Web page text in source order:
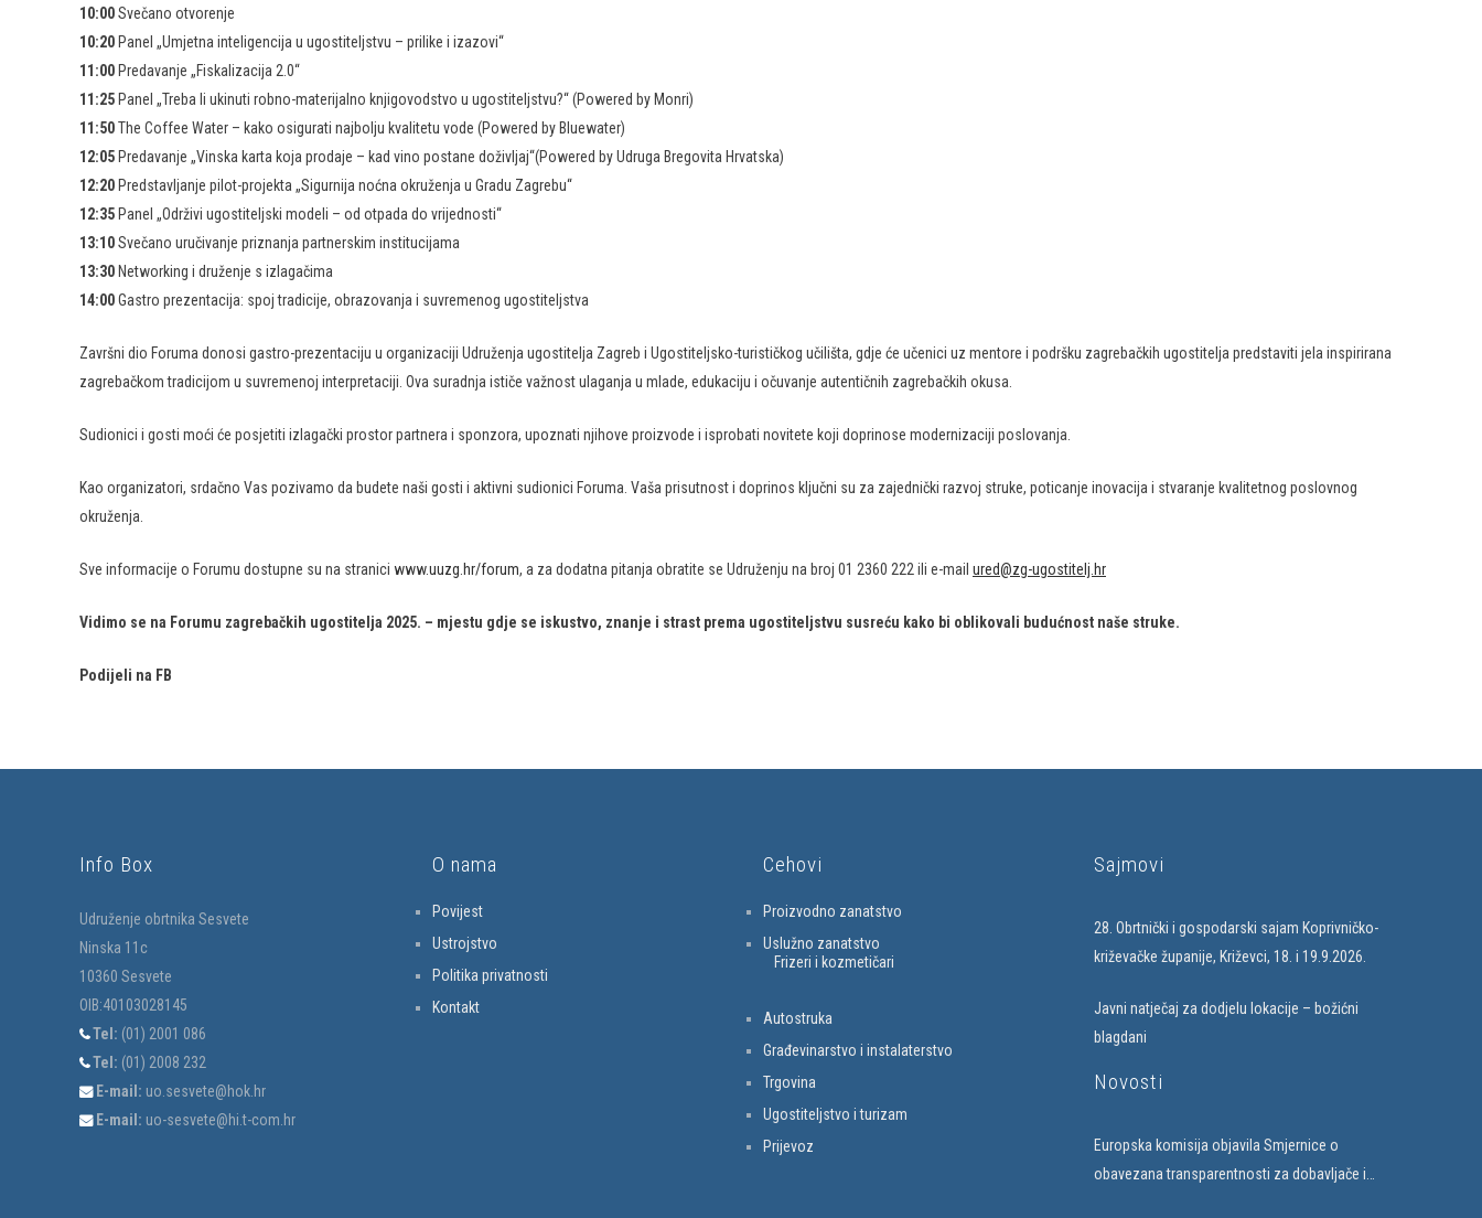
10:00Svečano otvorenje
10:20 Panel „Umjetna inteligencija u ugostiteljstvu – prilike i izazovi“
11:00 Predavanje „Fiskalizacija 2.0“
11:25 Panel „Treba li ukinuti robno-materijalno knjigovodstvo u ugostiteljstvu?“ (Powered by Monri)
11:50The Coffee Water – kako osigurati najbolju kvalitetu vode (Powered by Bluewater)
12:05 Predavanje „Vinska karta koja prodaje – kad vino postane doživljaj“(Powered by Udruga Bregovita Hrvatska)
12:20 Predstavljanje pilot-projekta „Sigurnija noćna okruženja u Gradu Zagrebu“
12:35 Panel „Održivi ugostiteljski modeli – od otpada do vrijednosti“
13:10Svečano uručivanje priznanja partnerskim institucijama
13:30 Networking i druženje s izlagačima
14:00Gastro prezentacija: spoj tradicije, obrazovanja i suvremenog ugostiteljstva
Završni dio Foruma donosi gastro-prezentaciju u organizaciji Udruženja ugostitelja Zagreb i Ugostiteljsko-turističkog učilišta, gdje će učenici uz mentore i podršku zagrebačkih ugostitelja predstaviti jela inspirirana
zagrebačkom tradicijom u suvremenoj interpretaciji. Ova suradnja ističe važnost ulaganja u mlade, edukaciju i očuvanje autentičnih zagrebačkih okusa.
Sudionici i gosti moći će posjetiti izlagački prostor partnera i sponzora, upoznati njihove proizvode i isprobati novitete koji doprinose modernizaciji poslovanja.
Kao organizatori, srdačno Vas pozivamo da budete naši gosti i aktivni sudionici Foruma. Vaša prisutnost i doprinos ključni su za zajednički razvoj struke, poticanje inovacija i stvaranje kvalitetnog poslovnog
okruženja.
Sve informacije o Forumu dostupne su na stranici www.uuzg.hr/forum, a za dodatna pitanja obratite se Udruženju na broj 01 2360 222 ili e-mail ured@zg-ugostitelj.hr
Vidimo se na Forumu zagrebačkih ugostitelja 2025. – mjestu gdje se iskustvo, znanje i strast prema ugostiteljstvu susreću kako bi oblikovali budućnost naše struke.
Podijeli na FB
Info Box
Udruženje obrtnika Sesvete
Ninska 11c
10360 Sesvete
OIB:40103028145
Tel: (01) 2001 086
Tel: (01) 2008 232
E-mail: uo.sesvete@hok.hr
E-mail: uo-sesvete@hi.t-com.hr
O nama
Povijest
Ustrojstvo
Politika privatnosti
Kontakt
Cehovi
Proizvodno zanatstvo
Uslužno zanatstvo
Frizeri i kozmetičari
Autostruka
Građevinarstvo i instalaterstvo
Trgovina
Ugostiteljstvo i turizam
Prijevoz
Sajmovi
28. Obrtnički i gospodarski sajam Koprivničko-
križevačke županije, Križevci, 18. i 19.9.2026.
Javni natječaj za dodjelu lokacije – božićni
blagdani
Novosti
Europska komisija objavila Smjernice o
obavezana transparentnosti za dobavljače i